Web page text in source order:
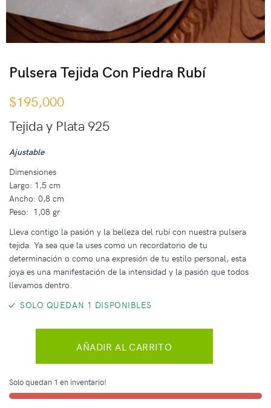
Pulsera Tejida Con Piedra Rubí
$195,000
Tejida y Plata 925
Ajustable
Dimensiones
Largo: 1,5 cm
Ancho: 0,8 cm
Peso: 1,08 gr
Lleva contigo la pasión y la belleza del rubí con nuestra pulsera
tejida. Ya sea que la uses como un recordatorio de tu
determinación o como una expresión de tu estilo personal, esta
joya es una manifestación de la intensidad y la pasión que todos
llevamos dentro.
SOLO QUEDAN 1 DISPONIBLES
AÑADIR AL CARRITO
Solo quedan 1 en inventario!